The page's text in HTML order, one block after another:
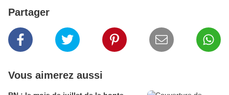
Partager
Vous aimerez aussi